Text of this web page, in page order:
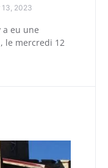
13, 2023
eu une
le mercredi 12